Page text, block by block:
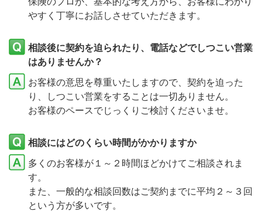
やすく丁寧にお話しさせていただきます。
相談後に契約を迫られたり、電話などでしつこい営業
はありませんか？
お客様の意思を尊重いたしますので、契約を迫った
り、しつこい営業をすることは一切ありません。
お客様のペースでじっくりご検討くださいませ。
相談にはどのくらい時間がかかりますか
多くのお客様が１～２時間ほどかけてご相談されま
す。
また、一般的な相談回数はご契約までに平均２～３回
という方が多いです。